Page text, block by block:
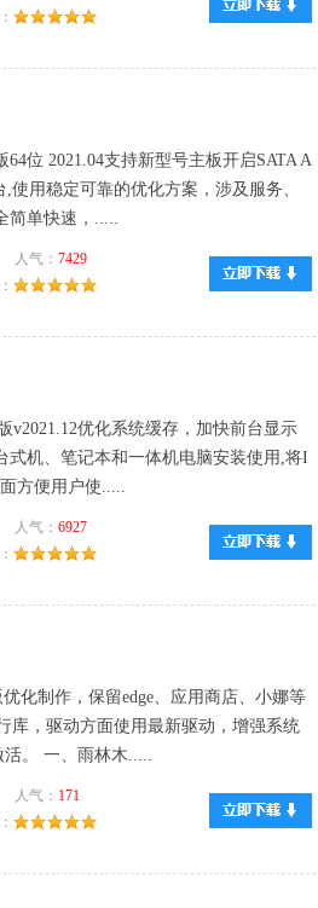
64位 2021.04支持新型号主板开启SATA A
用稳定可靠的优化方案，涉及服务、
简单快速，.....
人气： 7429
v2021.12优化系统缓存，加快前台显示
式机、笔记本和一体机电脑安装使用,将I
方便用户使.....
人气： 6927
化制作，保留edge、应用商店、小娜等
库，驱动方面使用最新驱动，增强系统
。 一、雨林木.....
人气： 171